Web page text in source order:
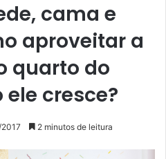
cama e
aproveitar a
quarto do
cresce?
2 minutos de leitura